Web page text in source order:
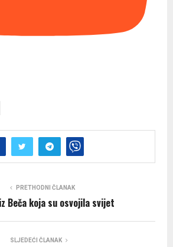
PRETHODNI ČLANAK
Beča koja su osvojila svijet
SLJEDEĆI ČLANAK